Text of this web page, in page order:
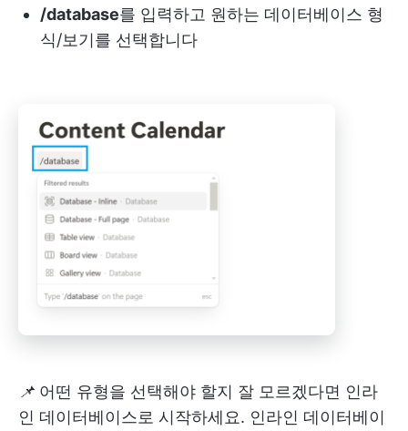
/database를 입력하고 원하는 데이터베이스 형
식/보기를 선택합니다
📌 어떤 유형을 선택해야 할지 잘 모르겠다면 인라
인 데이터베이스로 시작하세요. 인라인 데이터베이